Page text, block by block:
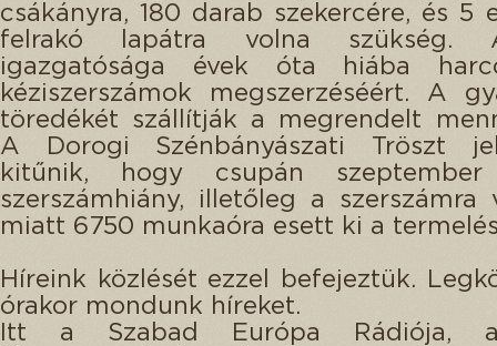
csákányra, 180 darab szekercére, és 5
felrakó lapátra volna szükség.
igazgatósága évek óta hiába
kéziszerszámok megszerzéséért. A
töredékét szállítják a megrendelt
A Dorogi Szénbányászati Tröszt
kitűnik, hogy csupán szeptember
szerszámhiány, illetőleg a szerszámra
miatt 6750 munkaóra esett ki a
Híreink közlését ezzel befejeztük.
órakor mondunk híreket.
Itt a Szabad Európa Rádiója,